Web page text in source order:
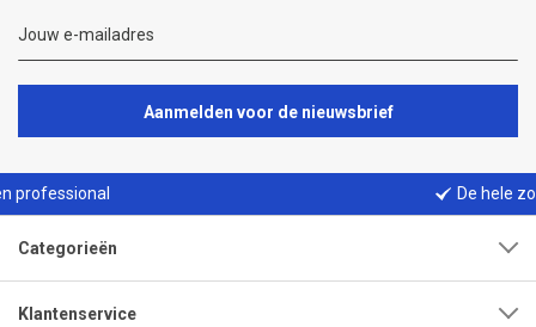
Aanmelden voor de nieuwsbrief
De hele zomer
Categorieën
Klantenservice